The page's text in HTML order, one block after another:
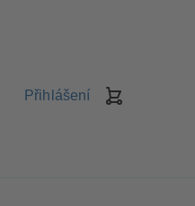
Přihlášení